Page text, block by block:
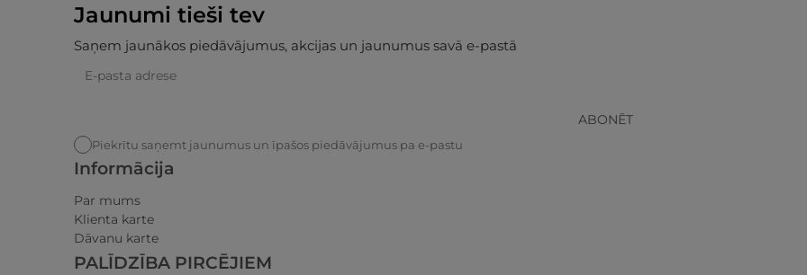
Jaunumi tieši tev
Saņem jaunākos piedāvājumus, akcijas un jaunumus savā e-pastā
ABONĒT
Piekrītu saņemt jaunumus un īpašos piedāvājumus pa e-pastu
Informācija
Par mums
Klienta karte
Dāvanu karte
PALĪDZĪBA PIRCĒJIEM